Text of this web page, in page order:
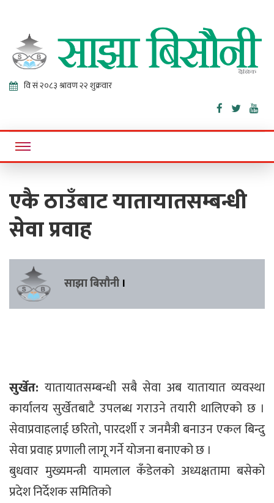
Sajha
Bisaunee
Online News Portal
एकै ठाउँबाट यातायातसम्बन्धी
सेवा प्रवाह
साझा बिसौनी ।
सुर्खेत: यातायातसम्बन्धी सबै सेवा अब यातायात व्यवस्था
कार्यालय सुर्खेतबाटै उपलब्ध गराउने तयारी थालिएको छ ।
सेवाप्रवाहलाई छरितो, पारदर्शी र जनमैत्री बनाउन एकल बिन्दु
सेवा प्रवाह प्रणाली लागू गर्ने योजना बनाएको छ ।
बुधवार मुख्यमन्त्री यामलाल कँडेलको अध्यक्षतामा बसेको
प्रदेश निर्देशक समितिको